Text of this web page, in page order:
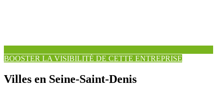
BOOSTER LA VISIBILITÉ DE CETTE ENTREPRISE
Villes en Seine-Saint-Denis